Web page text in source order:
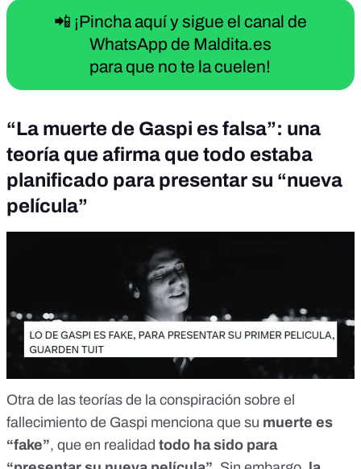
📲 ¡Pincha aquí y sigue el canal de
WhatsApp de Maldita.es
para que no te la cuelen!
“La muerte de Gaspi es falsa”: una
teoría que afirma que todo estaba
planificado para presentar su “nueva
película”
Otra de las teorías de la conspiración sobre el
fallecimiento de Gaspi menciona que su muerte es
“fake”, que en realidad todo ha sido para